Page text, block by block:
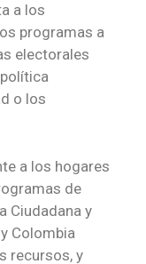
a los
programas a
electorales
o los
a los hogares
de
Ciudadana y
Colombia
recursos, y